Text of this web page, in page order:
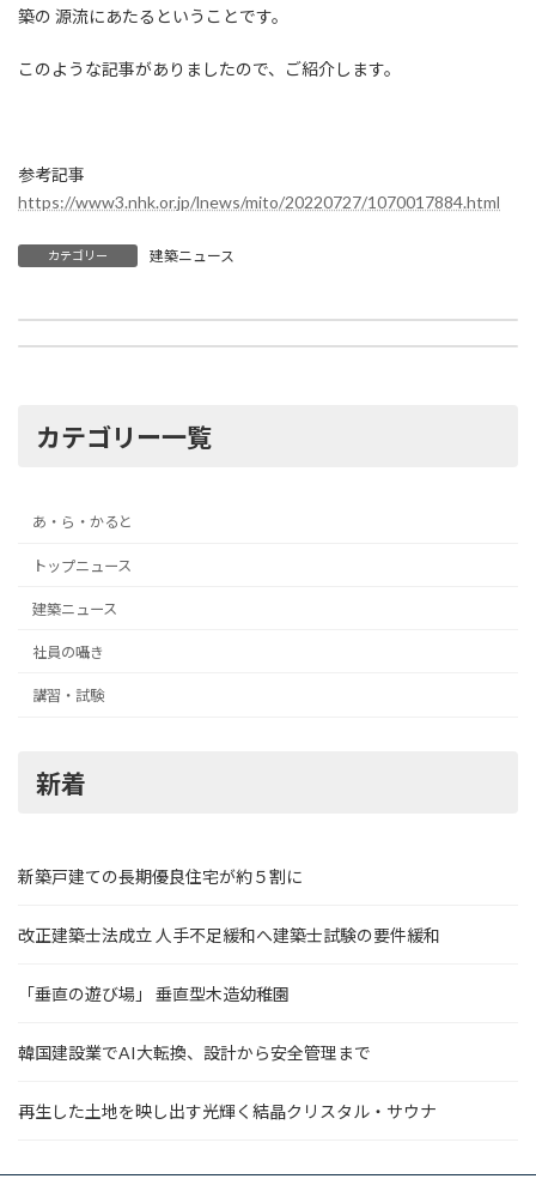
築の 源流にあたるということです。
このような記事がありましたので、ご紹介します。
参考記事
https://www3.nhk.or.jp/lnews/mito/20220727/1070017884.html
カテゴリー 建築ニュース
直轄土木ＢＩＭ・ＣＩＭ原則適用へ
カテゴリー一覧
あ・ら・かると
トップニュース
建築ニュース
社員の囁き
講習・試験
新着
新築戸建ての長期優良住宅が約５割に
改正建築士法成立 人手不足緩和へ建築士試験の要件緩和
「垂直の遊び場」 垂直型木造幼稚園
韓国建設業でAI大転換、設計から安全管理まで
再生した土地を映し出す光輝く結晶クリスタル・サウナ